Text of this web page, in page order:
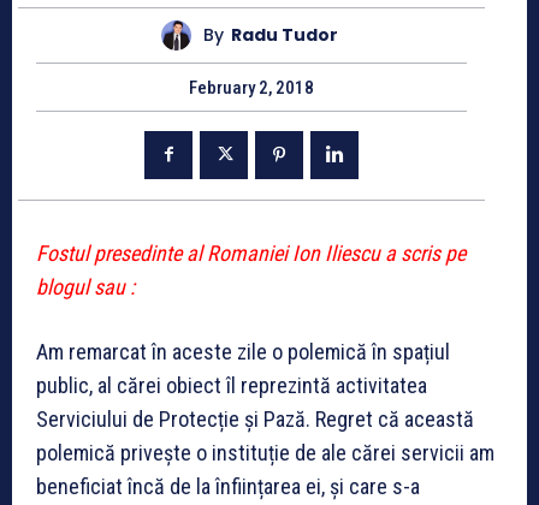
By Radu Tudor
February 2, 2018
Fostul presedinte al Romaniei Ion Iliescu a scris pe
blogul sau :
Am remarcat în aceste zile o polemică în spațiul
public, al cărei obiect îl reprezintă activitatea
Serviciului de Protecție și Pază. Regret că această
polemică privește o instituție de ale cărei servicii am
beneficiat încă de la înființarea ei, și care s-a